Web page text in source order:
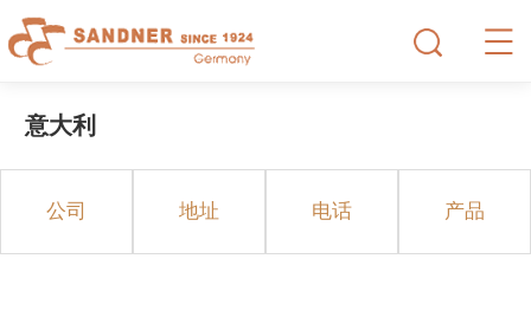
意大利
公司 地址 电话 产品